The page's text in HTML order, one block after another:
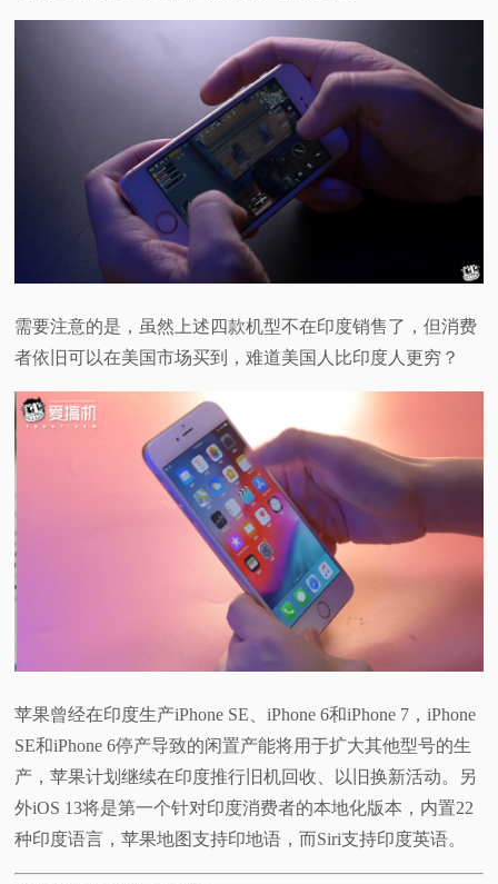
需要注意的是，虽然上述四款机型不在印度销售了，但消费
者依旧可以在美国市场买到，难道美国人比印度人更穷？
苹果曾经在印度生产iPhone SE、iPhone 6和iPhone 7，iPhone
SE和iPhone 6停产导致的闲置产能将用于扩大其他型号的生
产，苹果计划继续在印度推行旧机回收、以旧换新活动。另
外iOS 13将是第一个针对印度消费者的本地化版本，内置22
种印度语言，苹果地图支持印地语，而Siri支持印度英语。